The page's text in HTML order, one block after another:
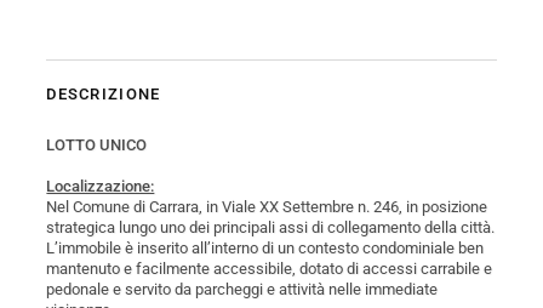
DESCRIZIONE
LOTTO UNICO
Localizzazione:
Nel Comune di Carrara, in Viale XX Settembre n. 246, in posizione
strategica lungo uno dei principali assi di collegamento della città.
L’immobile è inserito all’interno di un contesto condominiale ben
mantenuto e facilmente accessibile, dotato di accessi carrabile e
pedonale e servito da parcheggi e attività nelle immediate